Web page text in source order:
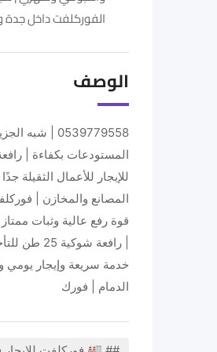
الفوركلفت داخل جدة
الوصف
| رافعة
خدمة سريعة وإيجار
الدمام | فورك